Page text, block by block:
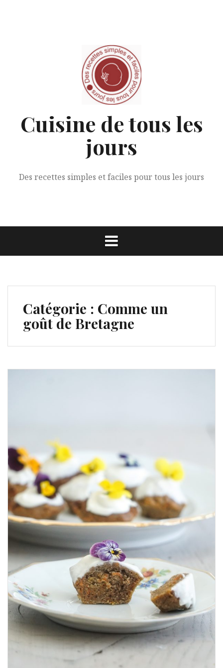
Cuisine de tous les
jours
Des recettes simples et faciles pour tous les jours
Catégorie : Comme un
goût de Bretagne